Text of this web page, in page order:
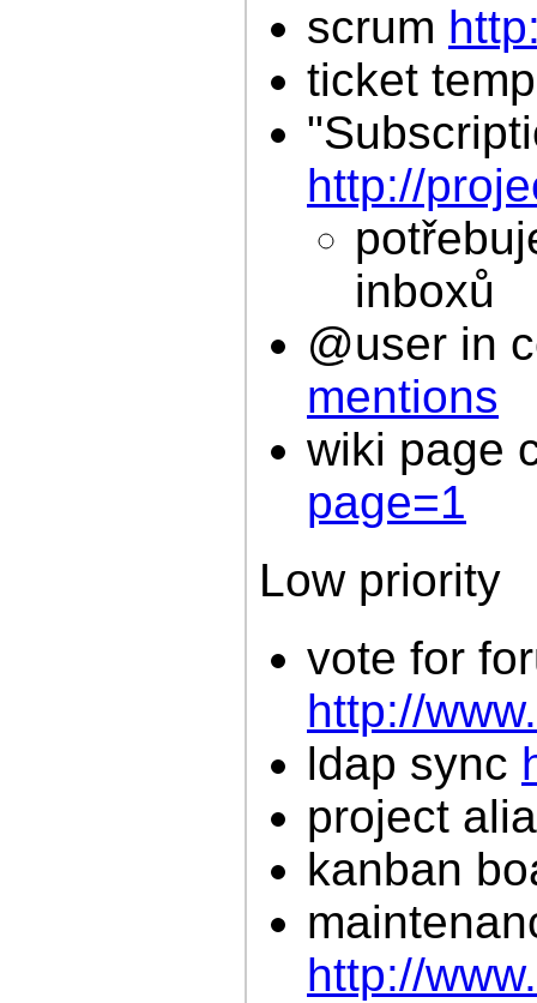
scrum
ticket
http://
inboxů
@user in
mentions
wiki page
page=1
Low priority
vote for
http://
ldap sync
project
kanban
http://